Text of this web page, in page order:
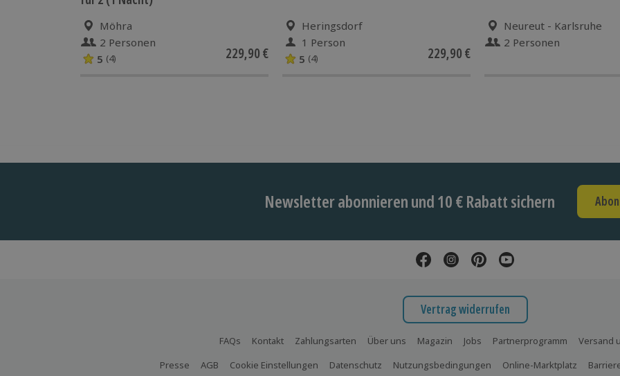
Möhra
2 Personen
5 (4) 229,90 €
Heringsdorf
1 Person
5 (4) 229,90 €
Neureut - Karlsruhe
2 Personen
Newsletter abonnieren und 10 € Rabatt sichern
Vertrag widerrufen
FAQs Kontakt Zahlungsarten Über uns Magazin Jobs Partnerprogramm
Versand
Presse
AGB Cookie Einstellungen Datenschutz Nutzungsbedingungen Online-Marktplatz